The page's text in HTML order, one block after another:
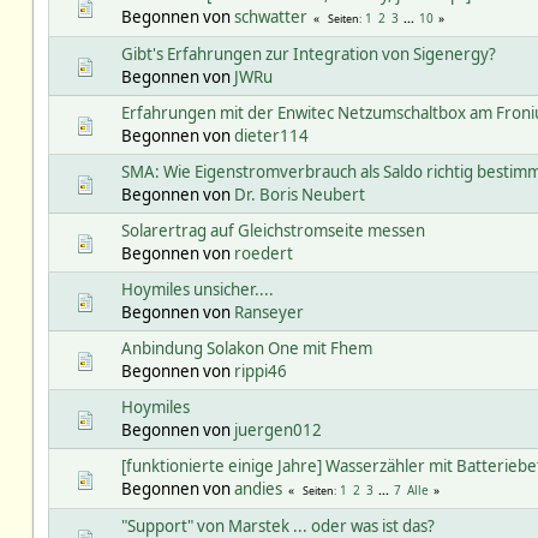
Begonnen vonschwatter Seiten 1 2 3 ... 10
Gibt's Erfahrungen zur Integration von Sigenergy?
Begonnen von JWRu
Erfahrungen mit der Enwitec Netzumschaltbox am
Begonnen vondieter114
SMA: Wie Eigenstromverbrauch als Saldo richtig
Begonnen von Dr. Boris Neubert
Solarertrag auf Gleichstromseite messen
Begonnen von roedert
Hoymiles unsicher....
Begonnen von Ranseyer
Anbindung Solakon One mit Fhem
Begonnen von rippi46
Hoymiles
Begonnen von juergen012
[funktionierte einige Jahre] Wasserzähler mit
Begonnen vonandies Seiten 1 2 3 ... 7 Alle
"Support" von Marstek ... oder was ist das?